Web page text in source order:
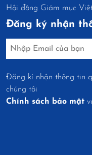
Hội đồng Giám mục
Đăng ký nhận
Đăng kí nhận thông tin
chúng tôi
Chính sách bảo mật